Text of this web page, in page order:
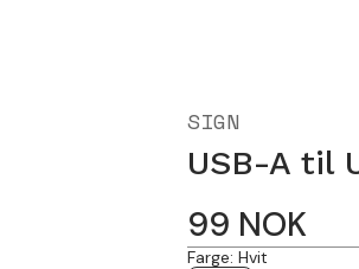
SIGN
USB-A til
99 NOK
Farge:Hvit